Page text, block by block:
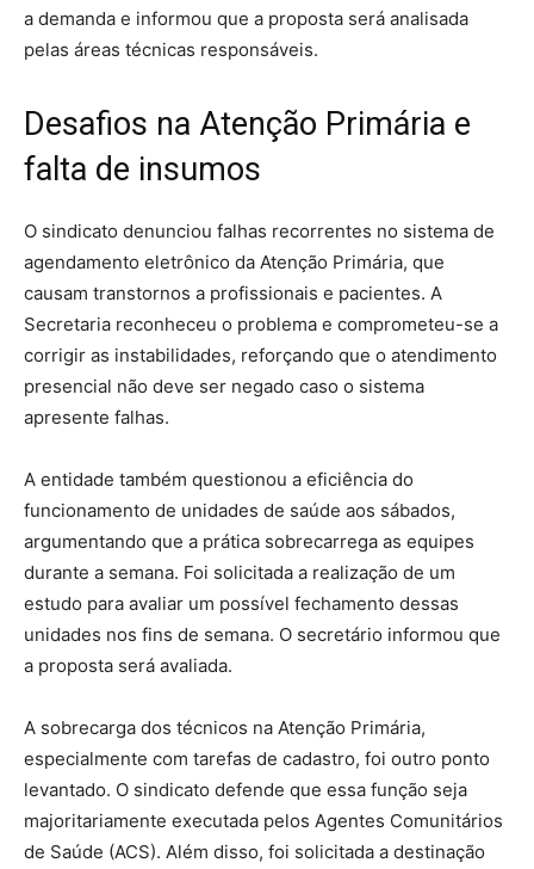
a demanda e informou que a proposta será analisada
pelas áreas técnicas responsáveis.
Desafios na Atenção Primária e
falta de insumos
O sindicato denunciou falhas recorrentes no sistema de
agendamento eletrônico da Atenção Primária, que
causam transtornos a profissionais e pacientes. A
Secretaria reconheceu o problema e comprometeu-se a
corrigir as instabilidades, reforçando que o atendimento
presencial não deve ser negado caso o sistema
apresente falhas.
A entidade também questionou a eficiência do
funcionamento de unidades de saúde aos sábados,
argumentando que a prática sobrecarrega as equipes
durante a semana. Foi solicitada a realização de um
estudo para avaliar um possível fechamento dessas
unidades nos fins de semana. O secretário informou que
a proposta será avaliada.
A sobrecarga dos técnicos na Atenção Primária,
especialmente com tarefas de cadastro, foi outro ponto
levantado. O sindicato defende que essa função seja
majoritariamente executada pelos Agentes Comunitários
de Saúde (ACS). Além disso, foi solicitada a destinação